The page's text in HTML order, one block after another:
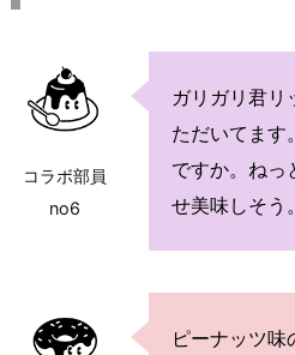
コラボ部員
no6
ガリガリ君リ
ただいてます
ですか。ねっ
せ美味しそう
ピーナッツ